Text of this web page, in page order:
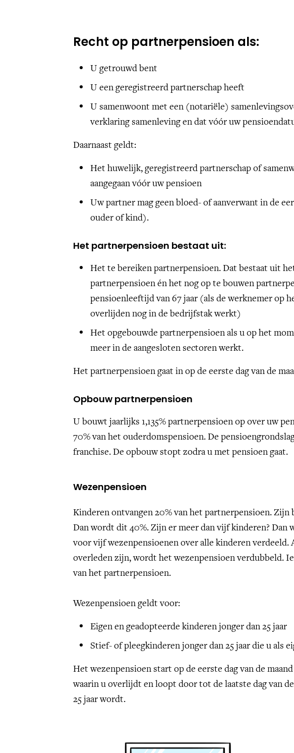
Recht op partnerpensioen als:
U getrouwd bent
U een geregistreerd partnerschap heeft
U samenwoont met een (notariële)
verklaring samenleving en dat vóór uw
Daarnaast geldt:
Het huwelijk, geregistreerd partnerschap of
aangegaan vóór uw pensioen
Uw partner mag geen bloed- of aanverwant in de
ouder of kind).
Het partnerpensioen bestaat uit:
Het te bereiken partnerpensioen. Dat bestaat uit
partnerpensioen én het nog op te bouwen
pensioenleeftijd van 67 jaar (als de werknemer op
overlijden nog in de bedrijfstak werkt)
Het opgebouwde partnerpensioen als u op het
meer in de aangesloten sectoren werkt.
Het partnerpensioen gaat in op de eerste dag van de
Opbouw partnerpensioen
U bouwt jaarlijks 1,135% partnerpensioen op over uw
70% van het ouderdomspensioen. De
franchise. De opbouw stopt zodra u met pensioen gaat.
Wezenpensioen
Kinderen ontvangen 20% van het partnerpensioen. Zijn
Dan wordt dit 40%. Zijn er meer dan vijf kinderen? Dan
voor vijf wezenpensioenen over alle kinderen verdeeld.
overleden zijn, wordt het wezenpensioen verdubbeld.
van het partnerpensioen.
Wezenpensioen geldt voor:
Eigen en geadopteerde kinderen jonger dan 25 jaar
Stief- of pleegkinderen jonger dan 25 jaar die u als
Het wezenpensioen start op de eerste dag van de
waarin u overlijdt en loopt door tot de laatste dag van
25 jaar wordt.